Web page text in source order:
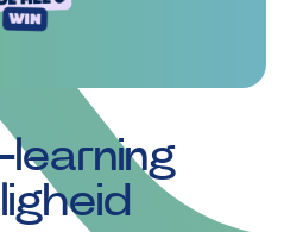
learning